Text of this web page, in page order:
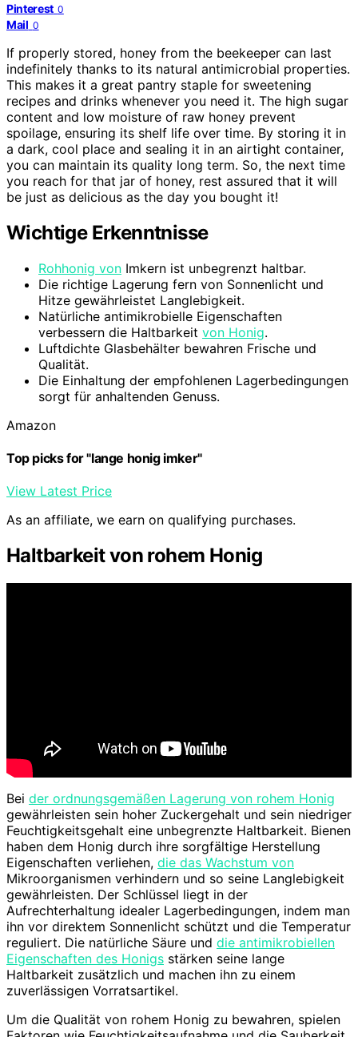
Pinterest 0
Mail 0
If properly stored, honey from the beekeeper can last
indefinitely thanks to its natural antimicrobial properties.
This makes it a great pantry staple for sweetening
recipes and drinks whenever you need it. The high sugar
content and low moisture of raw honey prevent
spoilage, ensuring its shelf life over time. By storing it in
a dark, cool place and sealing it in an airtight container,
you can maintain its quality long term. So, the next time
you reach for that jar of honey, rest assured that it will
be just as delicious as the day you bought it!
Wichtige Erkenntnisse
Rohhonig von Imkern ist unbegrenzt haltbar.
Die richtige Lagerung fern von Sonnenlicht und
Hitze gewährleistet Langlebigkeit.
Natürliche antimikrobielle Eigenschaften
verbessern die Haltbarkeit von Honig.
Luftdichte Glasbehälter bewahren Frische und
Qualität.
Die Einhaltung der empfohlenen Lagerbedingungen
sorgt für anhaltenden Genuss.
Amazon
Top picks for "lange honig imker"
View Latest Price
As an affiliate, we earn on qualifying purchases.
Haltbarkeit von rohem Honig
Bei der ordnungsgemäßen Lagerung von rohem Honig
gewährleisten sein hoher Zuckergehalt und sein niedriger
Feuchtigkeitsgehalt eine unbegrenzte Haltbarkeit. Bienen
haben dem Honig durch ihre sorgfältige Herstellung
Eigenschaften verliehen, die das Wachstum von
Mikroorganismen verhindern und so seine Langlebigkeit
gewährleisten. Der Schlüssel liegt in der
Aufrechterhaltung idealer Lagerbedingungen, indem man
ihn vor direktem Sonnenlicht schützt und die Temperatur
reguliert. Die natürliche Säure und die antimikrobiellen
Eigenschaften des Honigs stärken seine lange
Haltbarkeit zusätzlich und machen ihn zu einem
zuverlässigen Vorratsartikel.
Um die Qualität von rohem Honig zu bewahren, spielen